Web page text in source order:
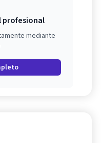
profesional
mediante